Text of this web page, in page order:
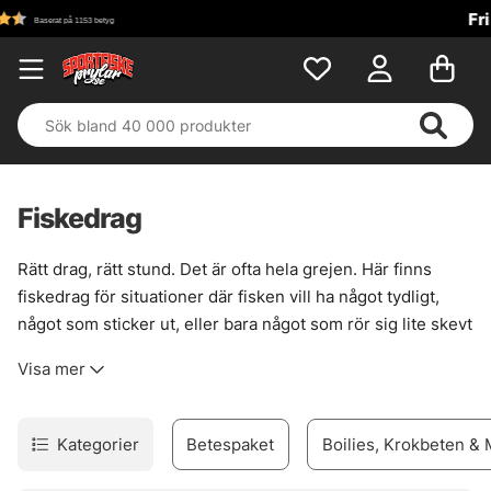
Fiskedrag
Rätt drag, rätt stund. Det är ofta hela grejen. Här finns
fiskedrag för situationer där fisken vill ha något tydligt,
något som sticker ut, eller bara något som rör sig lite skevt
strömfåror, för gös när ljuset faller. Sortimentet är brett
funktion vid vattnet.
För den som gillar att styra presentationen själv finns
Visa mer
Kategorier Betespaket Boilies, Krokbeten &